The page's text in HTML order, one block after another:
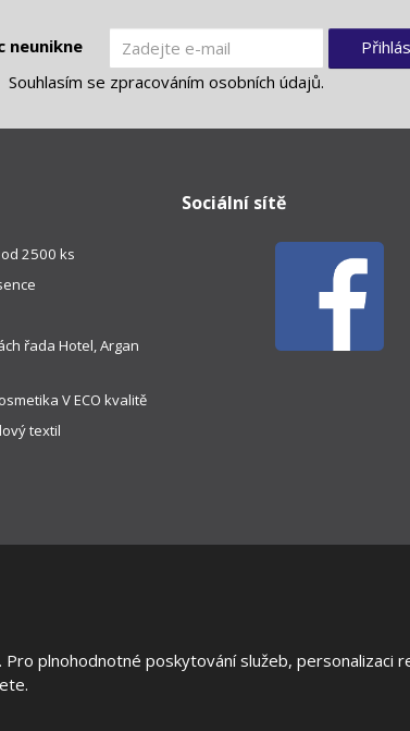
plnohodnotné poskytování služeb, personalizaci
neunikne
Souhlasím se zpracováním osobních údajů.
2500 ks
řada Hotel, Argan
V ECO kvalitě
textil
Sociální sítě
obchodní podmínky|Ochrana oznamovatelů|